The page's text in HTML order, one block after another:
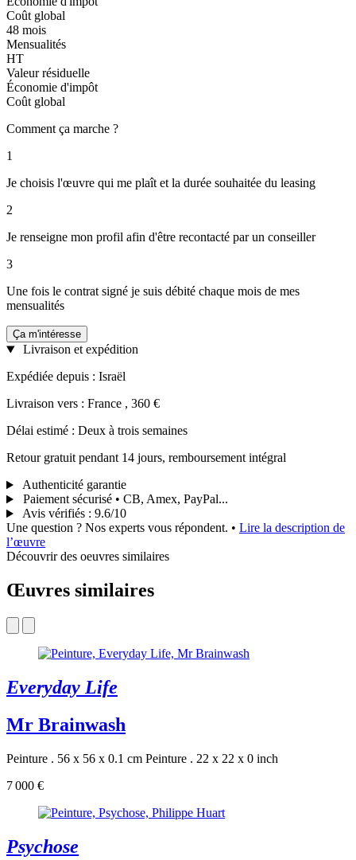
Coût global
48 mois
Mensualités
HT
Valeur résiduelle
Économie d'impôt
Coût global
Comment ça marche ?
1
Je choisis l'œuvre qui me plaît et la durée souhaitée du leasing
2
Je renseigne mon profil afin d'être recontacté par un conseiller
3
Une fois le contrat signé je suis débité chaque mois de mes
mensualités
Ça m'intéresse
Livraison et expédition
Expédiée depuis : Israël
Livraison vers : France , 360 €
Délai estimé : Deux à trois semaines
Retour gratuit pendant 14 jours, remboursement intégral
Authenticité garantie
Paiement sécurisé • CB, Amex, PayPal...
Avis vérifiés : 9.6/10
Une question ? Nos experts vous répondent. • Lire la description de
l’œuvre
Découvrir des oeuvres similaires
Œuvres similaires
Everyday Life
Mr Brainwash
Peinture . 56 x 56 x 0.1 cm Peinture . 22 x 22 x 0 inch
7 000 €
Psychose